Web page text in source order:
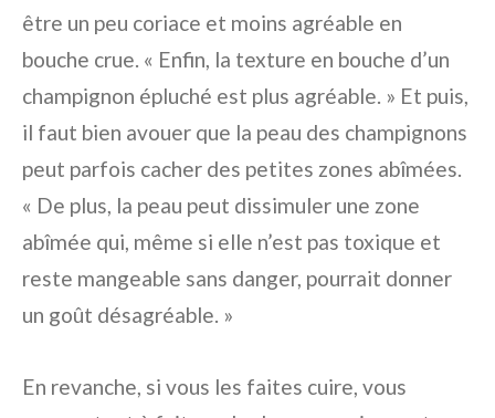
être un peu coriace et moins agréable en
bouche crue. « Enfin, la texture en bouche d’un
champignon épluché est plus agréable. » Et puis,
il faut bien avouer que la peau des champignons
peut parfois cacher des petites zones abîmées.
« De plus, la peau peut dissimuler une zone
abîmée qui, même si elle n’est pas toxique et
reste mangeable sans danger, pourrait donner
un goût désagréable. »
En revanche, si vous les faites cuire, vous